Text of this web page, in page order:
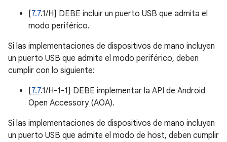
[7.7.1/H] DEBE incluir un puerto USB que admita el
modo periférico.
Si las implementaciones de dispositivos de mano incluyen
un puerto USB que admite el modo periférico, deben
cumplir con lo siguiente:
[7.7.1/H-1-1] DEBE implementar la API de Android
Open Accessory (AOA).
Si las implementaciones de dispositivos de mano incluyen
un puerto USB que admite el modo de host, deben cumplir